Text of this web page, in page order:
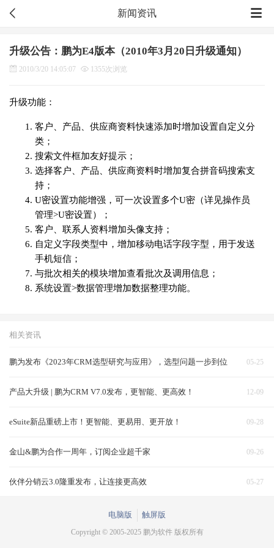
新闻资讯
升级公告：鹏为E4版本（2010年3月20日升级通知）
2010/3/20 14:05:07 1355次浏览
升级功能：
客户、产品、供应商资料快速添加时增加设置自定义分
类；
搜索文件框加友好提示；
选择客户、产品、供应商资料时增加复合拼音码搜索支
持；
U密设置功能增强，可一次设置多个U密（详见操作员
管理>U密设置）；
客户、联系人资料增加头像支持；
自定义字段类型中，增加移动电话字段字型，用于发送
手机短信；
与批次相关的模块增加查看批次及调用信息；
系统设置>数据管理增加数据整理功能。
相关资讯
05-25
鹏为发布《2023年CRM选型研究与应用》，选型问题一步到位
12-09
产品大升级 | 鹏为CRM V7.0发布，更智能、更高效！
09-28
eSuite新品重磅上市！更智能、更易用、更开放！
09-26
金山&鹏为合作一周年，订阅企业超千家
05-27
伙伴分销云3.0隆重发布，让连接更高效
电脑版 触屏版
Copyright © 2005-2025 鹏为软件 版权所有